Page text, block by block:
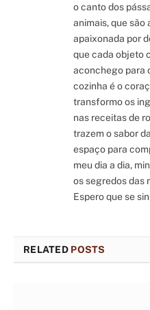
o canto dos
animais, que são
apaixonada por
que cada objeto
aconchego para
cozinha é o
transformo os
nas receitas de
trazem o sabor
espaço para
meu dia a dia,
os segredos das
Espero que se
RELATED POSTS